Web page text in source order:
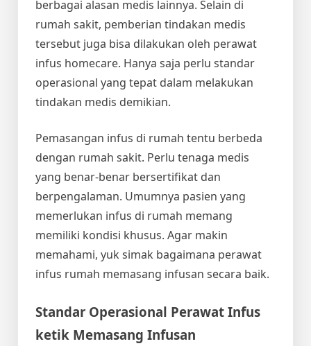
berbagai alasan medis lainnya. Selain di
rumah sakit, pemberian tindakan medis
tersebut juga bisa dilakukan oleh perawat
infus homecare. Hanya saja perlu standar
operasional yang tepat dalam melakukan
tindakan medis demikian.
Pemasangan infus di rumah tentu berbeda
dengan rumah sakit. Perlu tenaga medis
yang benar-benar bersertifikat dan
berpengalaman. Umumnya pasien yang
memerlukan infus di rumah memang
memiliki kondisi khusus. Agar makin
memahami, yuk simak bagaimana perawat
infus rumah memasang infusan secara baik.
Standar Operasional Perawat Infus
ketik Memasang Infusan